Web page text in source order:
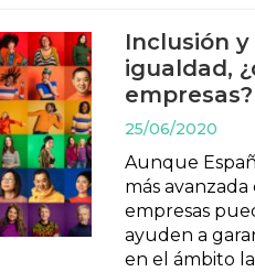
Inclusión
igualdad,
empresas?
25/06/2020
Aunque
más
empresas
ayuden a
en el ámbito